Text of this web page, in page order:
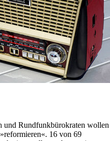
und Rundfunkbürokraten wollen
16 von 69